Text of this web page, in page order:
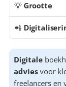
💡 Grootte
📲
Digitale
advies voor
freelancers en